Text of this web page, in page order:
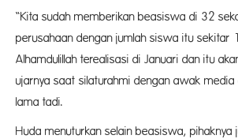
“Kita sudah memberikan beasiswa di 32
perusahaan dengan jumlah siswa itu sekitar
Alhamdulillah terealisasi di Januari dan itu
ujarnya saat silaturahmi dengan awak media
lama tadi.
Huda menuturkan selain beasiswa, pihaknya